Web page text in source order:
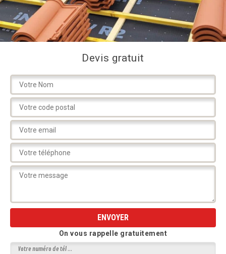
Devis gratuit
On vous rappelle gratuitement